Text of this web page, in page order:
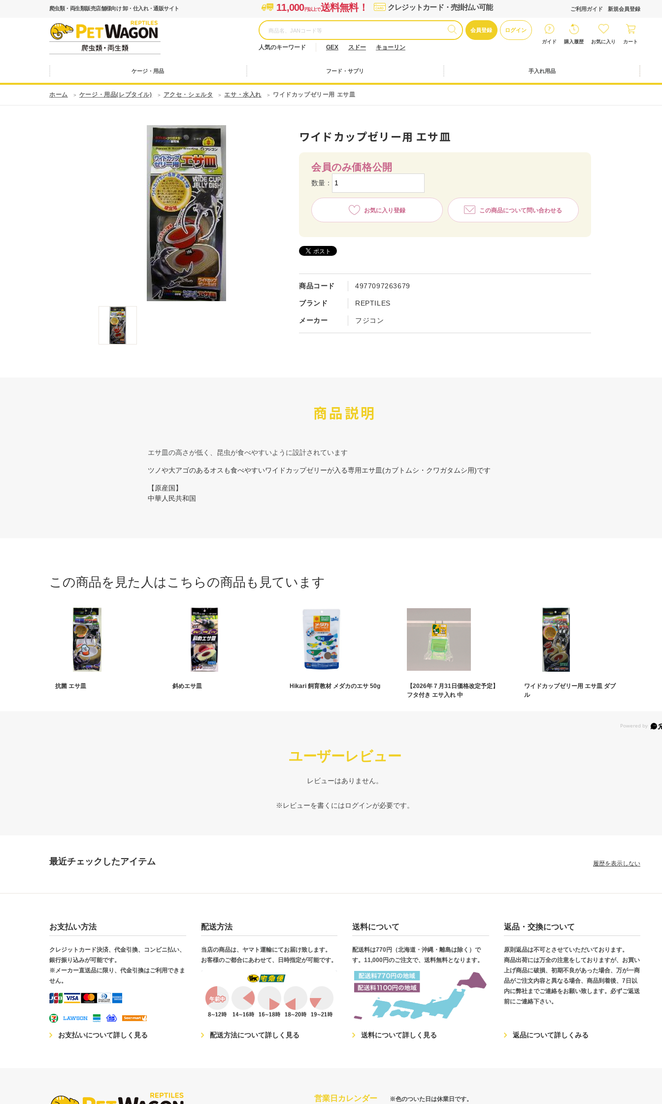
爬虫類・両生類販売店舗様向け 卸・仕入れ・通販サイト 11,000円以上で送料無料！ クレジットカード・売掛払い可能
会員登録 ログイン
人気のキーワード GEX スドー キョーリン
ご利用ガイド 新規会員登録
ガイド 購入履歴 お気に入り カート
ケージ・用品 フード・サプリ 手入れ用品
ホーム ケージ・用品(レプタイル) アクセ・シェルタ エサ・水入れ ワイドカップゼリー用 エサ皿
ワイドカップゼリー用 エサ皿
商品コード 4977097263679
ブランド REPTILES
メーカー フジコン
会員のみ価格公開
数量：
お気に入り登録 この商品について問い合わせる
商品説明
エサ皿の高さが低く、昆虫が食べやすいように設計されています
ツノや大アゴのあるオスも食べやすいワイドカップゼリーが入る専用エサ皿(カブトムシ・クワガタムシ用)です
【原産国】
中華人民共和国
この商品を見た人はこちらの商品も見ています
抗菌 エサ皿 斜めエサ皿 Hikari 飼育教材 メダカのエサ 50g
【2026年７月31日価格改定予定】
フタ付き エサ入れ 中
ワイドカップゼリー用 エサ皿 ダブ
ル
ユーザーレビュー
レビューはありません。
※レビューを書くにはログインが必要です。
最近チェックしたアイテム 履歴を表示しない
お支払い方法
クレジットカード決済、代金引換、コンビニ払い、
銀行振り込みが可能です。
※メーカー直送品に限り、代金引換はご利用できま
せん。
お支払いについて詳しく見る
配送方法
当店の商品は、ヤマト運輸にてお届け致します。
お客様のご都合にあわせて、日時指定が可能です。
配送方法について詳しく見る
送料について
配送料は770円（北海道・沖縄・離島は除く）で
す。11,000円のご注文で、送料無料となります。
送料について詳しく見る
返品・交換について
原則返品は不可とさせていただいております。
商品出荷には万全の注意をしておりますが、お買い
上げ商品に破損、初期不良があった場合、万が一商
品がご注文内容と異なる場合、商品到着後、7日以
内に弊社までご連絡をお願い致します。必ずご返送
前にご連絡下さい。
返品について詳しくみる
営業日カレンダー ※色のついた日は休業日です。